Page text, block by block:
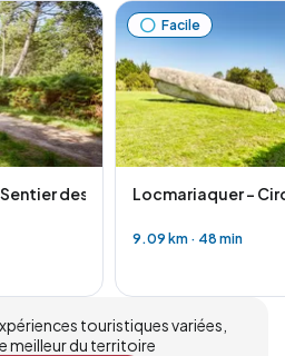
des villages
Facile
Locmariaquer -
9.09 km · 48 min
touristiques variées,
meilleur du territoire